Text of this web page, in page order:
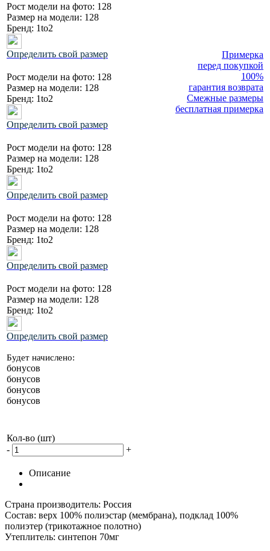
Рост модели на фото: 128
Размер на модели: 128
Бренд: 1to2
Определить свой размер
Рост модели на фото: 128
Размер на модели: 128
Бренд: 1to2
Определить свой размер
Рост модели на фото: 128
Размер на модели: 128
Бренд: 1to2
Определить свой размер
Рост модели на фото: 128
Размер на модели: 128
Бренд: 1to2
Определить свой размер
Рост модели на фото: 128
Размер на модели: 128
Бренд: 1to2
Определить свой размер
Примерка
перед покупкой
100%
гарантия возврата
Смежные размеры
бесплатная примерка
Будет начислено:
бонусов
бонусов
бонусов
бонусов
Кол-во (шт)
-
+
Описание
Страна производитель: Россия
Состав: верх 100% полиэстар (мембрана), подклад 100%
полиэтер (трикотажное полотно)
Утеплитель: синтепон 70мг